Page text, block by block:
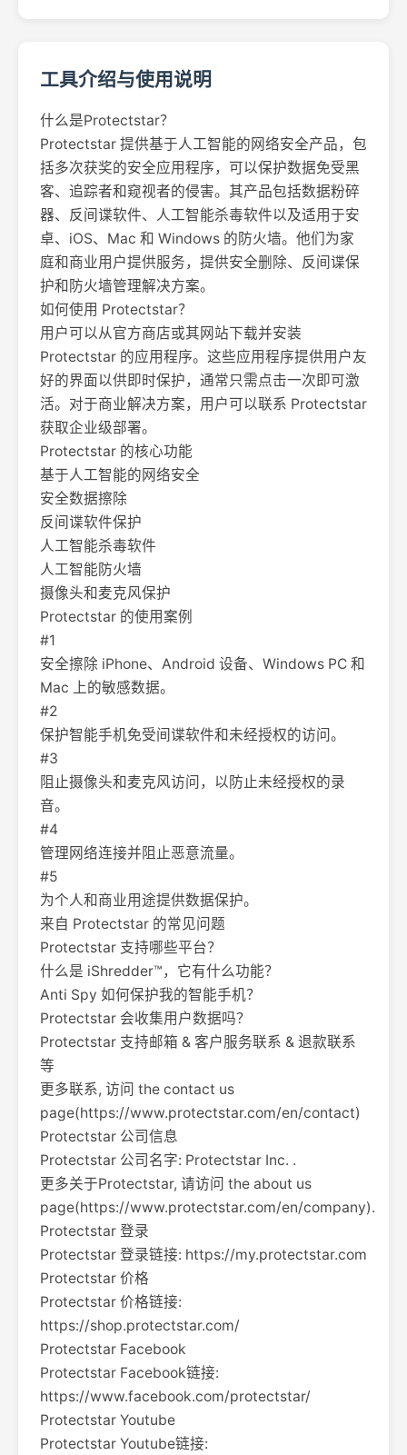
工具介绍与使用说明
什么是Protectstar？
Protectstar 提供基于人工智能的网络安全产品，包
括多次获奖的安全应用程序，可以保护数据免受黑
客、追踪者和窥视者的侵害。其产品包括数据粉碎
器、反间谍软件、人工智能杀毒软件以及适用于安
卓、iOS、Mac 和 Windows 的防火墙。他们为家
庭和商业用户提供服务，提供安全删除、反间谍保
护和防火墙管理解决方案。
如何使用 Protectstar？
用户可以从官方商店或其网站下载并安装
Protectstar 的应用程序。这些应用程序提供用户友
好的界面以供即时保护，通常只需点击一次即可激
活。对于商业解决方案，用户可以联系 Protectstar
获取企业级部署。
Protectstar 的核心功能
基于人工智能的网络安全
安全数据擦除
反间谍软件保护
人工智能杀毒软件
人工智能防火墙
摄像头和麦克风保护
Protectstar 的使用案例
#1
安全擦除 iPhone、Android 设备、Windows PC 和
Mac 上的敏感数据。
#2
保护智能手机免受间谍软件和未经授权的访问。
#3
阻止摄像头和麦克风访问，以防止未经授权的录
音。
#4
管理网络连接并阻止恶意流量。
#5
为个人和商业用途提供数据保护。
来自 Protectstar 的常见问题
Protectstar 支持哪些平台？
什么是 iShredder™，它有什么功能？
Anti Spy 如何保护我的智能手机？
Protectstar 会收集用户数据吗？
Protectstar 支持邮箱 & 客户服务联系 & 退款联系
等
更多联系, 访问 the contact us
page(https://www.protectstar.com/en/contact)
Protectstar 公司信息
Protectstar 公司名字: Protectstar Inc. .
更多关于Protectstar, 请访问 the about us
page(https://www.protectstar.com/en/company).
Protectstar 登录
Protectstar 登录链接: https://my.protectstar.com
Protectstar 价格
Protectstar 价格链接:
https://shop.protectstar.com/
Protectstar Facebook
Protectstar Facebook链接:
https://www.facebook.com/protectstar/
Protectstar Youtube
Protectstar Youtube链接: